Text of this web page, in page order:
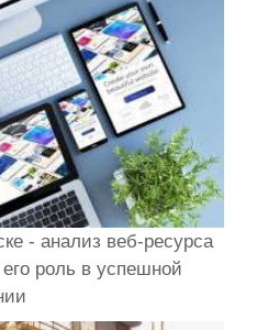
- анализ веб-ресурса
роль в успешной